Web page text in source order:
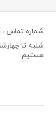
شماره تماس :
هستیم